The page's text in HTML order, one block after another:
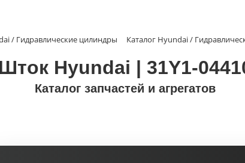
/ Гидравлические цилиндры Каталог Hyundai /
Шток Hyundai | 31Y1-
Каталог запчастей и агрегатов